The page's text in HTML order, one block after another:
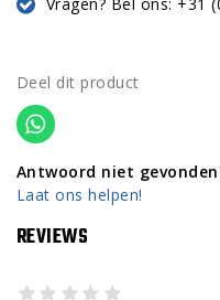
Deel dit product
Antwoord niet
Laat ons helpen!
REVIEWS